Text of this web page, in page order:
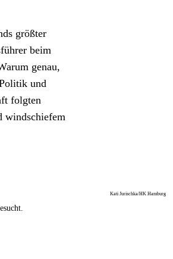
größter
beim
genau,
und
folgten
windschiefem
Kati Jurischka/HK Hamburg